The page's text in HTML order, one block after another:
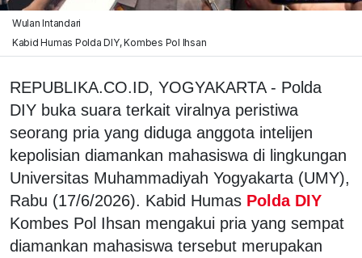
Wulan Intandari
Kabid Humas Polda DIY, Kombes Pol Ihsan
REPUBLIKA.CO.ID, YOGYAKARTA - Polda
DIY buka suara terkait viralnya peristiwa
seorang pria yang diduga anggota intelijen
kepolisian diamankan mahasiswa di lingkungan
Universitas Muhammadiyah Yogyakarta (UMY),
Rabu (17/6/2026). Kabid Humas Polda DIY
Kombes Pol Ihsan mengakui pria yang sempat
diamankan mahasiswa tersebut merupakan